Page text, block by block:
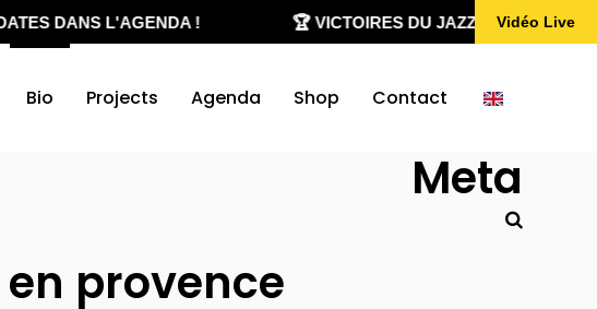
DANS L'AGENDA ! 🏆 VICTOIRES DU JAZZ 2020-2026
Vidéo Live
Bio Projects Agenda Shop Contact
Meta
en provence